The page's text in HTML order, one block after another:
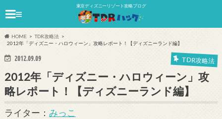
東京ディズニーリゾート攻略ブログ
≡
HOME
TDR攻略法
2012年「ディズニー・ハロウィーン」攻略レポート！【ディズニーランド編】
2012.09.09 TDR攻略法
2012年「ディズニー・ハロウィーン」攻
略レポート！【ディズニーランド編】
ライター： みっこ